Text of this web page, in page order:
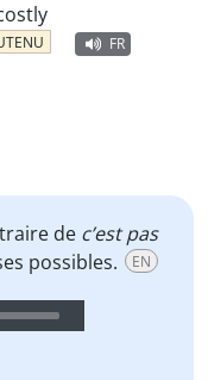
FR
de c’est pas
possibles. EN